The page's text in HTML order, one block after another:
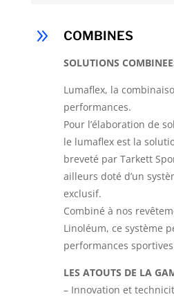
9 COMBINES
SOLUTIONS
Lumaflex, la
performances.
Pour l’élaboration de
le lumaflex est la
breveté par Tarkett
ailleurs doté d’un
exclusif.
Combiné à nos
Linoléum, ce système
performances
LES ATOUTS DE LA
– Innovation et